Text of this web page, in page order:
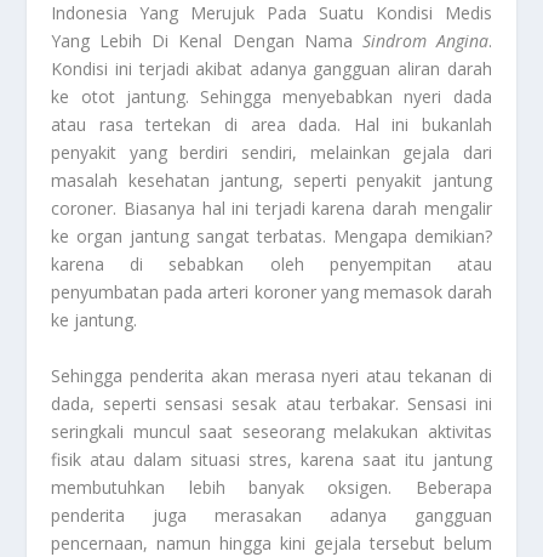
Indonesia Yang Merujuk Pada Suatu Kondisi Medis
Yang Lebih Di Kenal Dengan Nama Sindrom Angina.
Kondisi ini terjadi akibat adanya gangguan aliran darah
ke otot jantung. Sehingga menyebabkan nyeri dada
atau rasa tertekan di area dada. Hal ini bukanlah
penyakit yang berdiri sendiri, melainkan gejala dari
masalah kesehatan jantung, seperti penyakit jantung
coroner. Biasanya hal ini terjadi karena darah mengalir
ke organ jantung sangat terbatas. Mengapa demikian?
karena di sebabkan oleh penyempitan atau
penyumbatan pada arteri koroner yang memasok darah
ke jantung.
Sehingga penderita akan merasa nyeri atau tekanan di
dada, seperti sensasi sesak atau terbakar. Sensasi ini
seringkali muncul saat seseorang melakukan aktivitas
fisik atau dalam situasi stres, karena saat itu jantung
membutuhkan lebih banyak oksigen. Beberapa
penderita juga merasakan adanya gangguan
pencernaan, namun hingga kini gejala tersebut belum